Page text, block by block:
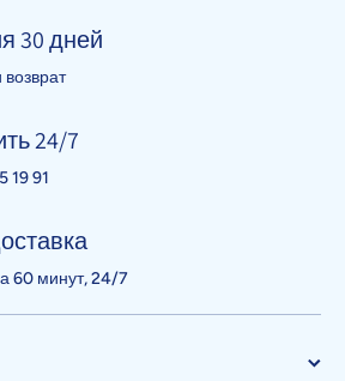
30 дней
24/7
19 91
60 минут, 24/7